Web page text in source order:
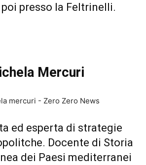
presso la Feltrinelli.
Mercuri
ed esperta di strategie
Docente di Storia
dei Paesi mediterranei